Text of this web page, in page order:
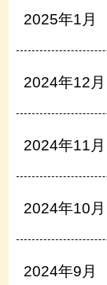
2025年1月
2024年12月
2024年11月
2024年10月
2024年9月